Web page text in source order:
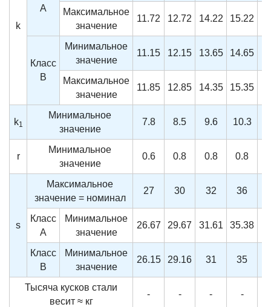
k
A
Максимальное
значение
11.72 12.72 14.22 15.22
Класс
B
Минимальное
значение
11.15 12.15 13.65 14.65
Максимальное
значение
11.85 12.85 14.35 15.35
k1
Минимальное
значение
7.8 8.5 9.6 10.3
r
Минимальное
значение
0.6 0.8 0.8 0.8
s
Максимальное
значение = номинал
27 30 32 36
Класс
A
Минимальное
значение
26.67 29.67 31.61 35.38
Класс
B
Минимальное
значение
26.15 29.16 31 35
Тысяча кусков стали
весит ≈ кг
- - - -